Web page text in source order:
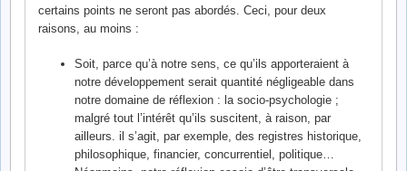
certains points ne seront pas abordés. Ceci, pour deux
raisons, au moins :
Soit, parce qu’à notre sens, ce qu’ils apporteraient à
notre développement serait quantité négligeable dans
notre domaine de réflexion : la socio-psychologie ;
malgré tout l’intérêt qu’ils suscitent, à raison, par
ailleurs. il s’agit, par exemple, des registres historique,
philosophique, financier, concurrentiel, politique…